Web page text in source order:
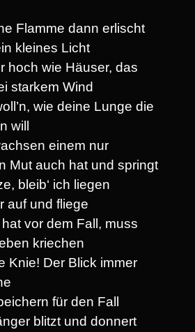
Flamme dann erlischt
kleines Licht
hoch wie Häuser, das
starkem Wind
wie deine Lunge die
will
einem nur
Mut auch hat und springt
bleib‘ ich liegen
auf und fliege
vor dem Fall, muss
kriechen
Knie! Der Blick immer
für den Fall
blitzt und donnert